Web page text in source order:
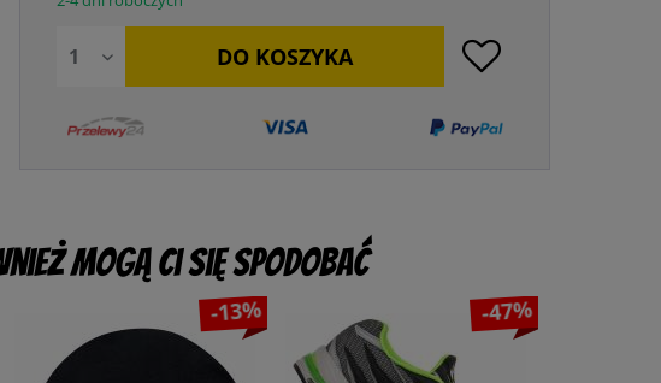
DO KOSZYKA
mogą Ci się spodobać
-13% -47%